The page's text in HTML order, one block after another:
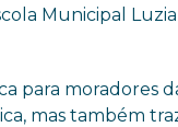
Municipal Luzia
para moradores
mas também